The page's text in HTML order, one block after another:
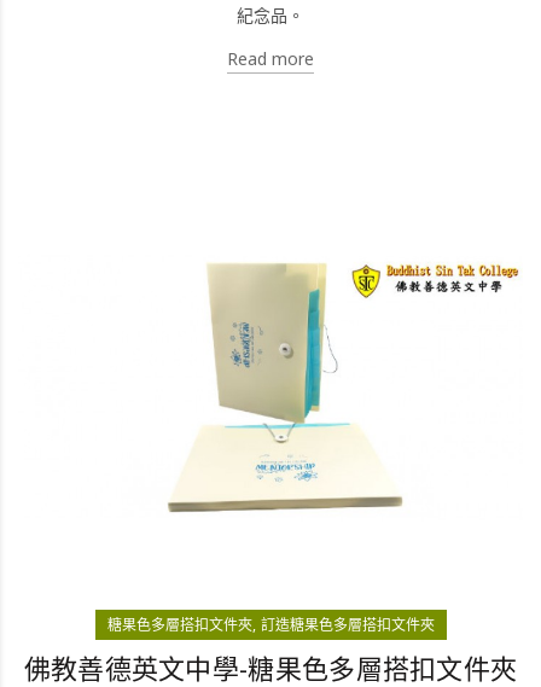
紀念品。
Read more
糖果色多層搭扣文件夾 訂造糖果色多層搭扣文件夾
佛教善德英文中學-糖果色多層搭扣文件夾